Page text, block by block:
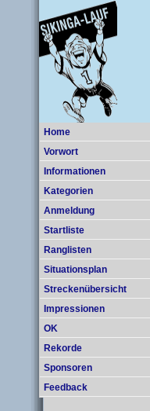
Home
Vorwort
Informationen
Kategorien
Anmeldung
Startliste
Ranglisten
Situationsplan
Streckenübersicht
Impressionen
OK
Rekorde
Sponsoren
Feedback